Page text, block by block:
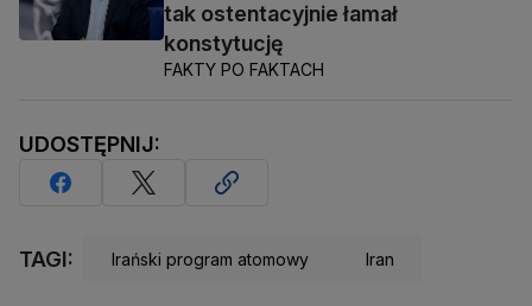
tak ostentacyjnie łamał
konstytucję
FAKTY PO FAKTACH
UDOSTĘPNIJ:
TAGI: Irański program atomowy Iran